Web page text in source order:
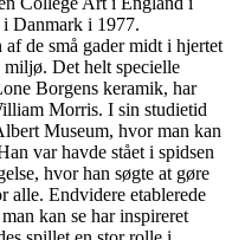
i Danmark i 1977.
de små gader midt i hjertet
Det helt specielle
Borgens keramik, har
Morris. I sin studietid
Museum, hvor man kan
var havde stået i spidsen
hvor han søgte at gøre
Endvidere etablerede
kan se har inspireret